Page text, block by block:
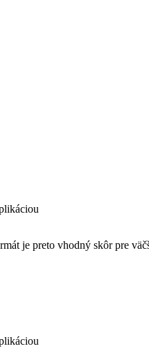
je preto vhodný skôr pre